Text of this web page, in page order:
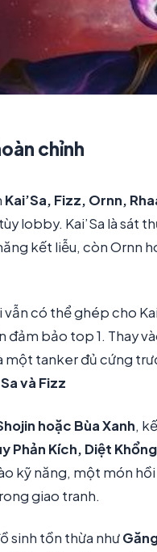
chỉnh
Kai’Sa, Fizz, Ornn,
lobby. Kai’Sa là sát
kết liễu, còn Ornn
có thể ghép cho
đảm bảo top 1. Thay
một tanker đủ cứng
và Fizz
hoặc Bùa Xanh,
Phản Kích, Diệt
kỹ năng, một món
giao tranh.
sinh tồn thừa như